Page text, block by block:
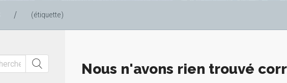
/ (étiquette)
Nous n'avons rien trouvé